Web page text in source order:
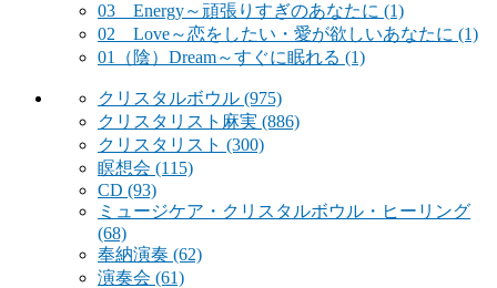
03 Energy～頑張りすぎのあなたに (1)
02 Love～恋をしたい・愛が欲しいあなたに (1)
01（陰）Dream～すぐに眠れる (1)
クリスタルボウル (975)
クリスタリスト麻実 (886)
クリスタリスト (300)
瞑想会 (115)
CD (93)
ミュージケア・クリスタルボウル・ヒーリング
(68)
奉納演奏 (62)
演奏会 (61)